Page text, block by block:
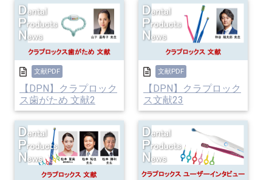
文献PDF
【DPN】クラプロック
ス歯がため 文献2
文献PDF
【DPN】クラプロック
ス文献23